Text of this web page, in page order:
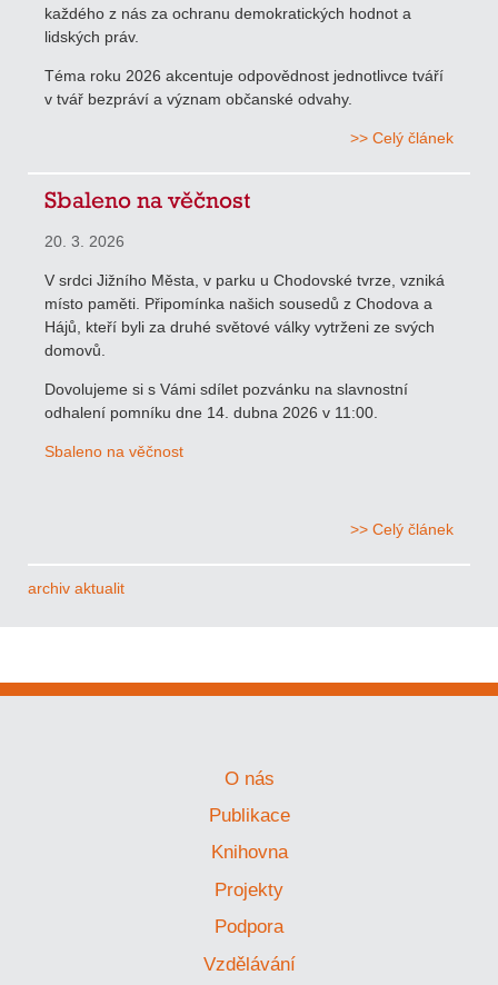
každého z nás za ochranu demokratických hodnot a
lidských práv.
Téma roku 2026 akcentuje odpovědnost jednotlivce tváří
v tvář bezpráví a význam občanské odvahy.
>> Celý článek
Sbaleno na věčnost
20. 3. 2026
V srdci Jižního Města, v parku u Chodovské tvrze, vzniká
místo paměti. Připomínka našich sousedů z Chodova a
Hájů, kteří byli za druhé světové války vytrženi ze svých
domovů.
Dovolujeme si s Vámi sdílet pozvánku na slavnostní
odhalení pomníku dne 14. dubna 2026 v 11:00.
Sbaleno na věčnost
>> Celý článek
archiv aktualit
O nás
Publikace
Knihovna
Projekty
Podpora
Vzdělávání